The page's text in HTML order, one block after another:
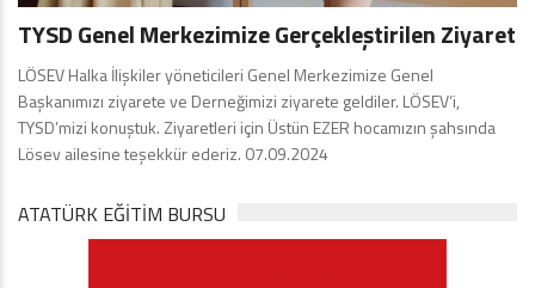
TYSD Genel Merkezimize Gerçekleştirilen Ziyaret
LÖSEV Halka İlişkiler yöneticileri Genel Merkezimize Genel
Başkanımızı ziyarete ve Derneğimizi ziyarete geldiler. LÖSEV’i,
TYSD’mizi konuştuk. Ziyaretleri için Üstün EZER hocamızın şahsında
Lösev ailesine teşekkür ederiz. 07.09.2024
ATATÜRK EĞITIM BURSU